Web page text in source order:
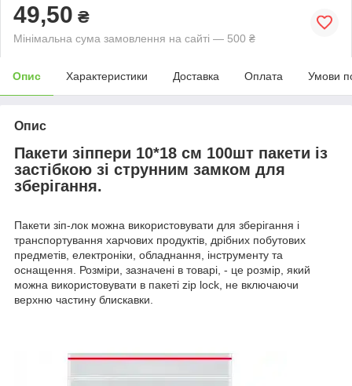
49,50 ₴
Мінімальна сума замовлення на сайті — 500 ₴
Опис Характеристики Доставка Оплата Умови
Опис
Пакети зіппери 10*18 см 100шт пакети із
застібкою зі струнним замком для
зберігання.
Пакети зіп-лок можна використовувати для зберігання і
транспортування харчових продуктів, дрібних побутових
предметів, електроніки, обладнання, інструменту та
оснащення. Розміри, зазначені в товарі, - це розмір, який
можна використовувати в пакеті zip lock, не включаючи
верхню частину блискавки.